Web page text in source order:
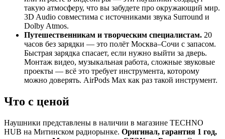
такую атмосферу, что вы забудете про окружающий мир.
3D Audio совместима с источниками звука Surround и
Dolby Atmos.
Путешественникам и творческим специалистам. 20
часов без зарядки — это полёт Москва–Сочи с запасом.
Быстрая зарядка спасает, если нужно выйти за дверь.
Монтаж видео, музыкальная работа, сложные звуковые
проекты — всё это требует инструмента, которому
можно доверять. AirPods Max как раз такой инструмент.
Что с ценой
Наушники представлены в наличии в магазине TECHNO
HUB на Митинском радиорынке. Оригинал, гарантия 1 год,